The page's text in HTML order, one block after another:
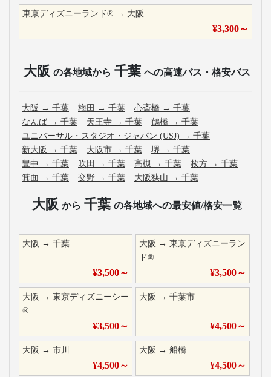
東京ディズニーランド® → 大阪
¥3,300～
大阪 の各地域から 千葉 への高速バス・格安バス
大阪 → 千葉 梅田 → 千葉 心斎橋 → 千葉
なんば → 千葉 天王寺 → 千葉 鶴橋 → 千葉
ユニバーサル・スタジオ・ジャパン (USJ) → 千葉
新大阪 → 千葉 大阪市 → 千葉 堺 → 千葉
豊中 → 千葉 吹田 → 千葉 高槻 → 千葉 枚方 → 千葉
箕面 → 千葉 交野 → 千葉 大阪狭山 → 千葉
大阪 から 千葉 の各地域への最安値/格安一覧
大阪 → 千葉
¥3,500～
大阪 →東京ディズニーラン
ド®
¥3,500～
大阪 → 東京ディズニーシー
®
¥3,500～
大阪 →千葉市
¥4,500～
大阪 → 市川
¥4,500～
大阪 →船橋
¥4,500～